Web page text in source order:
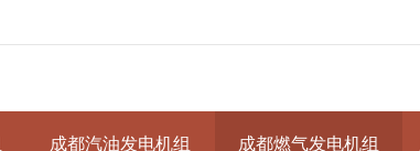
成都汽油发电机组 成都燃气发电机组